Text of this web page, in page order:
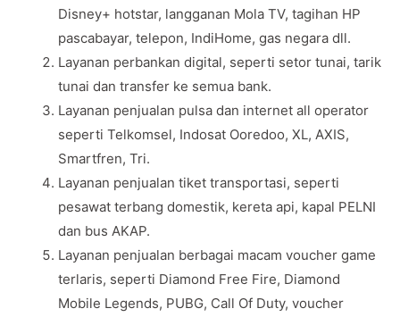
Disney+ hotstar, langganan Mola TV, tagihan HP
pascabayar, telepon, IndiHome, gas negara dll.
Layanan perbankan digital, seperti setor tunai, tarik
tunai dan transfer ke semua bank.
Layanan penjualan pulsa dan internet all operator
seperti Telkomsel, Indosat Ooredoo, XL, AXIS,
Smartfren, Tri.
Layanan penjualan tiket transportasi, seperti
pesawat terbang domestik, kereta api, kapal PELNI
dan bus AKAP.
Layanan penjualan berbagai macam voucher game
terlaris, seperti Diamond Free Fire, Diamond
Mobile Legends, PUBG, Call Of Duty, voucher